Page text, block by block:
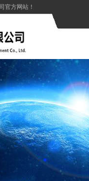
官方网站！